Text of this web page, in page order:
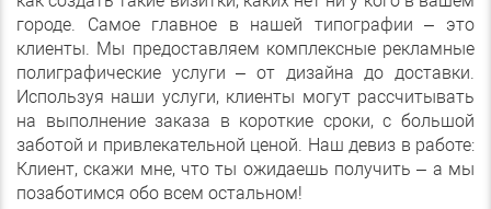
городе. Самое главное в нашей типографии – это
клиенты. Мы предоставляем комплексные рекламные
полиграфические услуги – от дизайна до доставки.
Используя наши услуги, клиенты могут рассчитывать
на выполнение заказа в короткие сроки, с большой
заботой и привлекательной ценой. Наш девиз в работе:
Клиент, скажи мне, что ты ожидаешь получить – а мы
позаботимся обо всем остальном!